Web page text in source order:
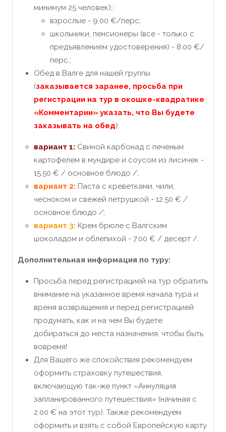
минимум 25 человек);:
взрослые - 9.00 €/перс;
школьники, пенсионеры (все - только с
предъявлением удостоверения) - 8.00 €/
перс.;
Обед в Валге для нашей группы
(заказывается заранее, просьба при
регистрации на тур в окошке-квадратике
«Комментарии» указать, что Вы будете
заказывать на обед):
вариант 1: Свиной карбонад с печеным
картофелем в мундире и соусом из лисичек -
15.50 € / основное блюдо /;
вариант 2: Паста с креветками, чили,
чесноком и свежей петрушкой - 12.50 € /
основное блюдо /;
вариант 3: Крем брюле с Валгским
шоколадом и облепихой - 7.00 € / десерт /.
Дополнительная информация по туру:
Просьба перед регистрацией на тур обратить
внимание на указанное время начала тура и
время возвращения и перед регистрацией
продумать, как и на чем Вы будете
добираться до места назначения, чтобы быть
вовремя!
Для Вашего же спокойствия рекомендуем
оформить страховку путешествия,
включающую так-же пункт «Аннуляция
запланированного путешествия» (начиная с
2.00 € на этот тур). Также рекомендуем
оформить и взять с собой Европейскую карту